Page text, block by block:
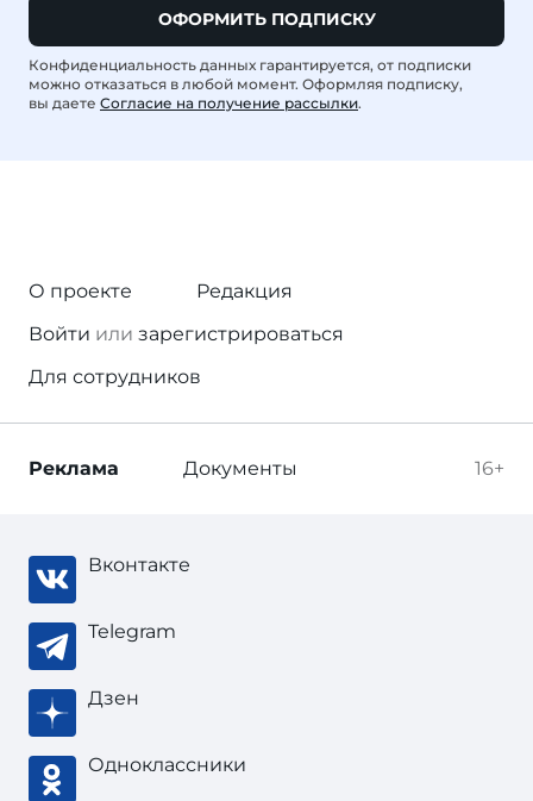
ОФОРМИТЬ ПОДПИСКУ
Конфиденциальность данных гарантируется, от подписки
можно отказаться в любой момент. Оформляя подписку,
вы даете Согласие на получение рассылки.
О проекте
Редакция
Войти или зарегистрироваться
Для сотрудников
16+
Реклама Документы
Вконтакте
Telegram
Дзен
Одноклассники